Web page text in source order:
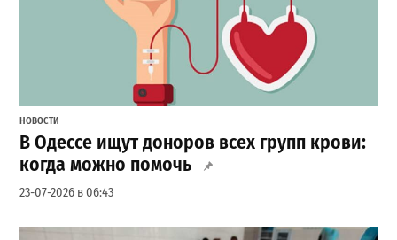
НОВОСТИ
В Одессе ищут доноров всех групп крови:
когда можно помочь
23-07-2026 в 06:43